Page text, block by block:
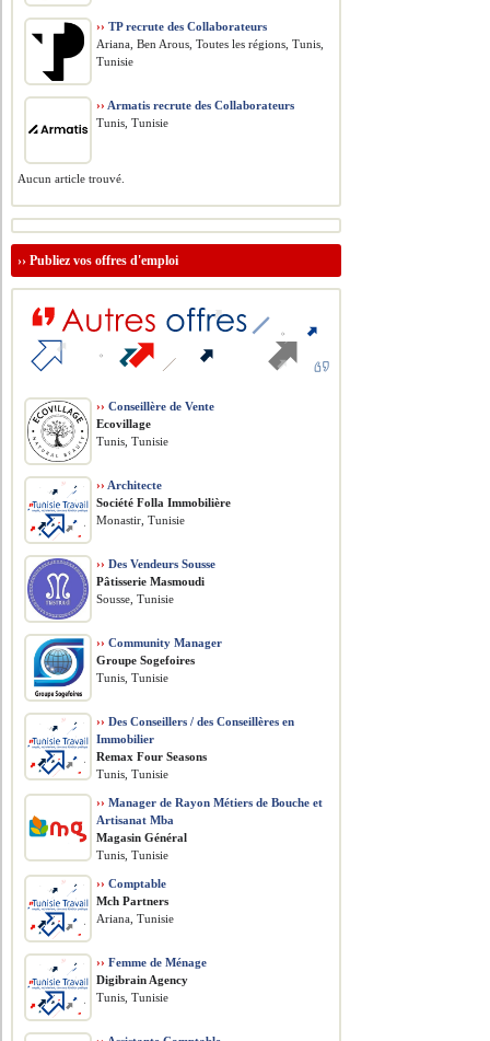
›› TP recrute des Collaborateurs
Ariana, Ben Arous, Toutes les régions, Tunis,
Tunisie
›› Armatis recrute des Collaborateurs
Tunis, Tunisie
Aucun article trouvé.
››Publiez vos offres d'emploi
›› Conseillère de Vente
Ecovillage
Tunis, Tunisie
›› Architecte
Société Folla Immobilière
Monastir, Tunisie
›› Des Vendeurs Sousse
Pâtisserie Masmoudi
Sousse, Tunisie
›› Community Manager
Groupe Sogefoires
Tunis, Tunisie
›› Des Conseillers / des Conseillères en
Immobilier
Remax Four Seasons
Tunis, Tunisie
›› Manager de Rayon Métiers de Bouche et
Artisanat Mba
Magasin Général
Tunis, Tunisie
›› Comptable
Mch Partners
Ariana, Tunisie
›› Femme de Ménage
Digibrain Agency
Tunis, Tunisie